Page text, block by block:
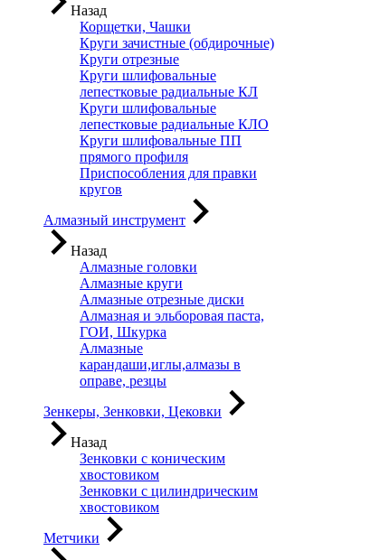
Назад
Корщетки, Чашки
Круги зачистные (обдирочные)
Круги отрезные
Круги шлифовальные
лепестковые радиальные КЛ
Круги шлифовальные
лепестковые радиальные КЛО
Круги шлифовальные ПП
прямого профиля
Приспособления для правки
кругов
Алмазный инструмент
Назад
Алмазные головки
Алмазные круги
Алмазные отрезные диски
Алмазная и эльборовая паста,
ГОИ, Шкурка
Алмазные
карандаши,иглы,алмазы в
оправе, резцы
Зенкеры, Зенковки, Цековки
Назад
Зенковки с коническим
хвостовиком
Зенковки с цилиндрическим
хвостовиком
Метчики